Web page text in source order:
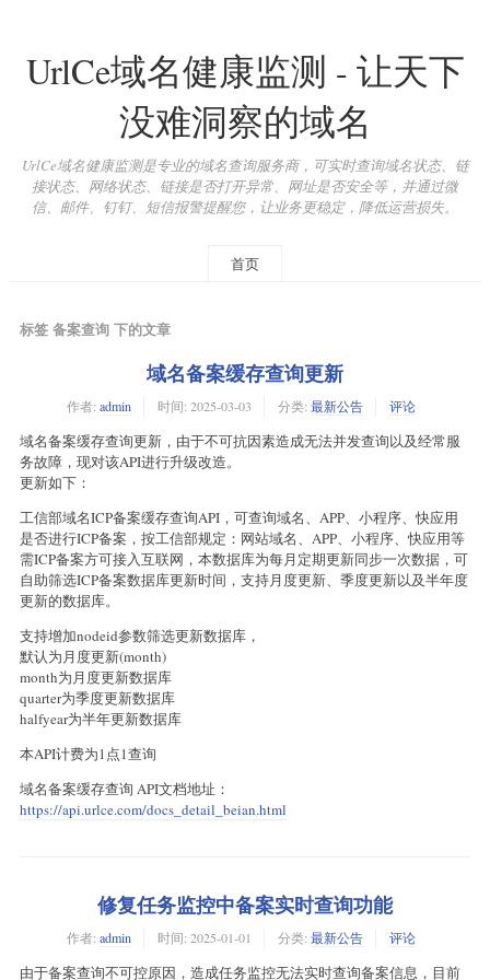
UrlCe域名健康监测 - 让天下
没难洞察的域名
UrlCe域名健康监测是专业的域名查询服务商，可实时查询域名状态、链
接状态、网络状态、链接是否打开异常、网址是否安全等，并通过微
信、邮件、钉钉、短信报警提醒您，让业务更稳定，降低运营损失。
首页
标签 备案查询 下的文章
域名备案缓存查询更新
作者: admin 时间: 2025-03-03 分类: 最新公告 评论
域名备案缓存查询更新，由于不可抗因素造成无法并发查询以及经常服
务故障，现对该API进行升级改造。
更新如下：
工信部域名ICP备案缓存查询API，可查询域名、APP、小程序、快应用
是否进行ICP备案，按工信部规定：网站域名、APP、小程序、快应用等
需ICP备案方可接入互联网，本数据库为每月定期更新同步一次数据，可
自助筛选ICP备案数据库更新时间，支持月度更新、季度更新以及半年度
更新的数据库。
支持增加nodeid参数筛选更新数据库，
默认为月度更新(month)
month为月度更新数据库
quarter为季度更新数据库
halfyear为半年更新数据库
本API计费为1点1查询
域名备案缓存查询 API文档地址：
https://api.urlce.com/docs_detail_beian.html
修复任务监控中备案实时查询功能
作者: admin 时间: 2025-01-01 分类: 最新公告 评论
由于备案查询不可控原因，造成任务监控无法实时查询备案信息，目前